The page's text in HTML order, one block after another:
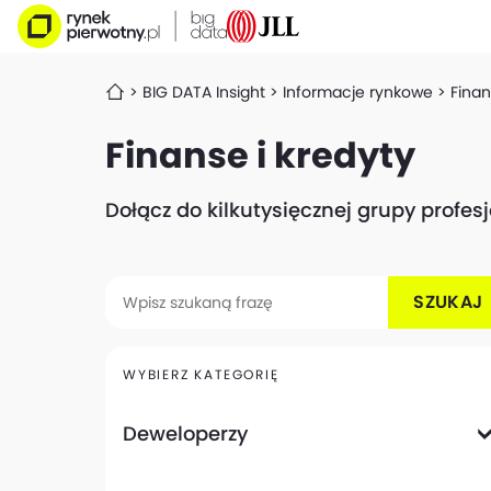
BIG DATA Insight Informacje rynkowe
Finanse i kredyty
Dołącz do kilkutysięcznej grupy
SZUKAJ
WYBIERZ KATEGORIĘ
Deweloperzy